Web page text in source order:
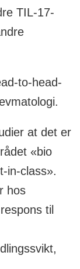
TIL-17-
to-head-
at det er
«bio
in-class».
hos
til